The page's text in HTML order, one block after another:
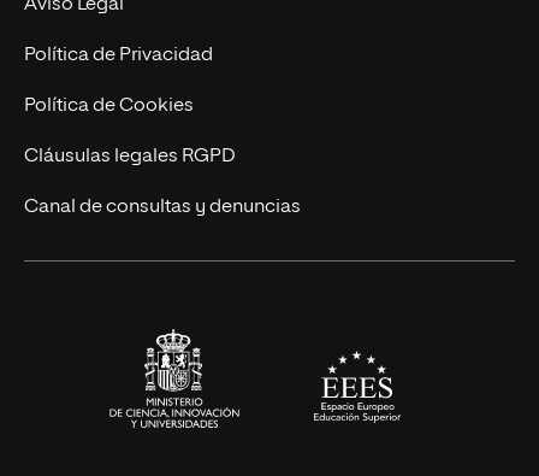
Marketing y Comunicación
Ingeniería
Diseño
Ciencias de la Salud
Aviso Legal
Política de Privacidad
Política de Cookies
Cláusulas legales RGPD
Canal de consultas y denuncias